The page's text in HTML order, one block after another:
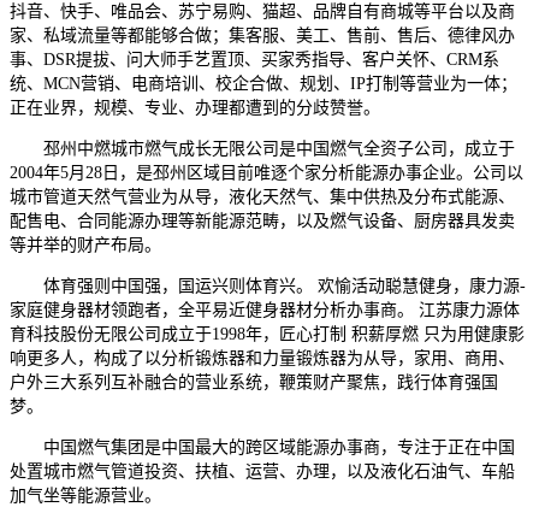
抖音、快手、唯品会、苏宁易购、猫超、品牌自有商城等平台以及商
家、私域流量等都能够合做；集客服、美工、售前、售后、德律风办
事、DSR提拔、问大师手艺置顶、买家秀指导、客户关怀、CRM系
统、MCN营销、电商培训、校企合做、规划、IP打制等营业为一体；
正在业界，规模、专业、办理都遭到的分歧赞誉。
邳州中燃城市燃气成长无限公司是中国燃气全资子公司，成立于
2004年5月28日，是邳州区域目前唯逐个家分析能源办事企业。公司以
城市管道天然气营业为从导，液化天然气、集中供热及分布式能源、
配售电、合同能源办理等新能源范畴，以及燃气设备、厨房器具发卖
等并举的财产布局。
体育强则中国强，国运兴则体育兴。 欢愉活动聪慧健身，康力源-
家庭健身器材领跑者，全平易近健身器材分析办事商。 江苏康力源体
育科技股份无限公司成立于1998年，匠心打制 积薪厚燃 只为用健康影
响更多人，构成了以分析锻炼器和力量锻炼器为从导，家用、商用、
户外三大系列互补融合的营业系统，鞭策财产聚焦，践行体育强国
梦。
中国燃气集团是中国最大的跨区域能源办事商，专注于正在中国
处置城市燃气管道投资、扶植、运营、办理，以及液化石油气、车船
加气坐等能源营业。